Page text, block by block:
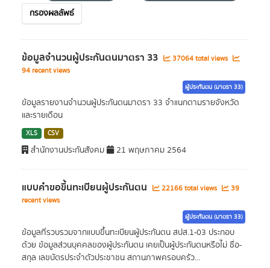
กรองผลลัพธ์
ข้อมูลจำนวนผู้ประกันตนมาตรา 33
37064 total views
94 recent views
ผู้ประกันตน (มาตรา 33)
ข้อมูลรายงานจำนวนผู้ประกันตนมาตรา 33 จำแนกตามรายจังหวัด
และรายเดือน
XLS CSV
สำนักงานประกันสังคม 21 พฤษภาคม 2564
แบบคำขอขึ้นทะเบียนผู้ประกันตน 22166 total views
39
recent views
ผู้ประกันตน (มาตรา 33)
ข้อมูลที่รวบรวมจากแบบขึ้นทะเบียนผู้ประกันตน สปส.1-03 ประกอบ
ด้วย ข้อมูลส่วนบุคคลของผู้ประกันตน เคยเป็นผู้ประกันตนหรือไม่ ชื่อ-
สกุล เลขบัตรประจำตัวประชาชน สถานภาพครอบครัว...